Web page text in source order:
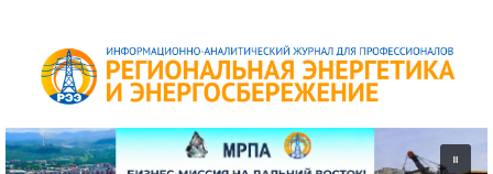
content